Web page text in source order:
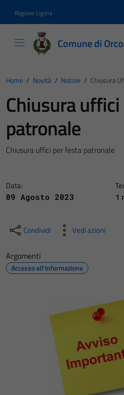
Regione Liguria
Comune di
Home / Novità / Notizie / Chiusura
Chiusura
patronale
Chiusura uffici per festa patronale
Data:
09 Agosto 2023 1
Condividi Vedi azioni
Argomenti
Accesso all'informazione